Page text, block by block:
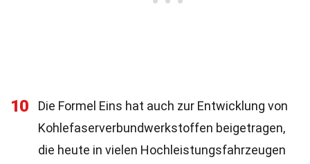
10
Die Formel Eins hat auch zur Entwicklung von
Kohlefaserverbundwerkstoffen beigetragen,
die heute in vielen Hochleistungsfahrzeugen